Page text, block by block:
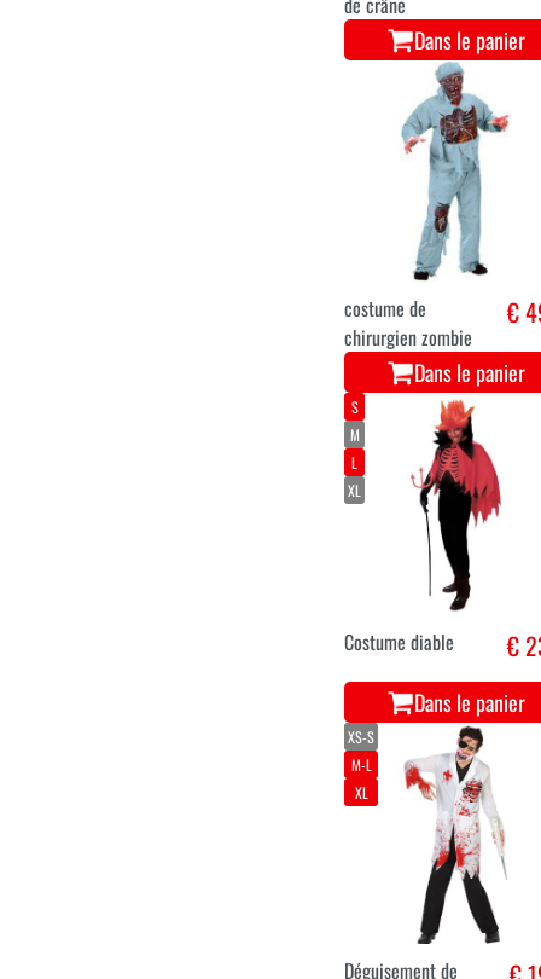
XL
Costume pour
hommes avec motif
Dans le panier
costume de
chirurgien zombie
Dans le panier
M
L
Costume diable €
Dans le panier
XS-S